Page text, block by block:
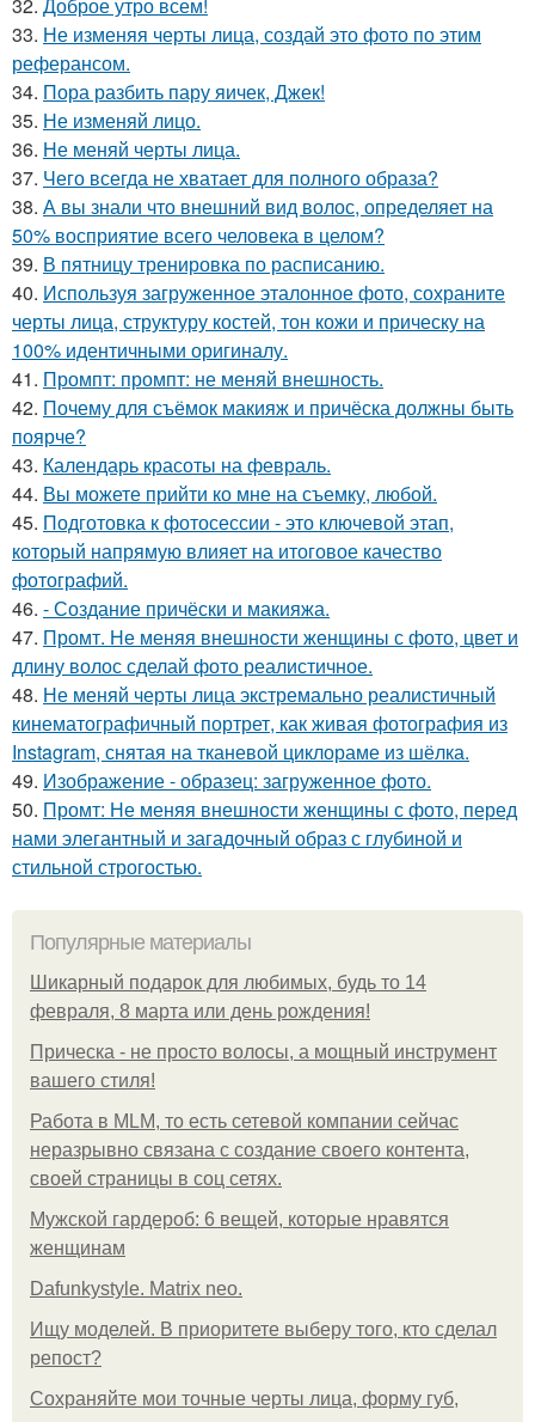
32. Доброе утро всем!
33. Не изменяя черты лица, создай это фото по этим
реферансом.
34. Пора разбить пару яичек, Джек!
35. Не изменяй лицо.
36. Не меняй черты лица.
37. Чего всегда не хватает для полного образа?
38. А вы знали что внешний вид волос, определяет на
50% восприятие всего человека в целом?
39. В пятницу тренировка по расписанию.
40. Используя загруженное эталонное фото, сохраните
черты лица, структуру костей, тон кожи и прическу на
100% идентичными оригиналу.
41. Промпт: промпт: не меняй внешность.
42. Почему для съёмок макияж и причёска должны быть
поярче?
43. Календарь красоты на февраль.
44. Вы можете прийти ко мне на съемку, любой.
45. Подготовка к фотосессии - это ключевой этап,
который напрямую влияет на итоговое качество
фотографий.
46. - Создание причёски и макияжа.
47. Промт. Не меняя внешности женщины с фото, цвет и
длину волос сделай фото реалистичное.
48. Не меняй черты лица экстремально реалистичный
кинематографичный портрет, как живая фотография из
Instagram, снятая на тканевой циклораме из шёлка.
49. Изображение - образец: загруженное фото.
50. Промт: Не меняя внешности женщины с фото, перед
нами элегантный и загадочный образ с глубиной и
стильной строгостью.
Популярные материалы
Шикарный подарок для любимых, будь то 14
февраля, 8 марта или день рождения!
Прическа - не просто волосы, а мощный инструмент
вашего стиля!
Работа в MLM, то есть сетевой компании сейчас
неразрывно связана с создание своего контента,
своей страницы в соц сетях.
Мужской гардероб: 6 вещей, которые нравятся
женщинам
Dafunkystyle. Matrix neo.
Ищу моделей. В приоритете выберу того, кто сделал
репост?
Сохраняйте мои точные черты лица, форму губ,